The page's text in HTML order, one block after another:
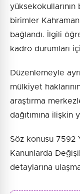
yüksekokullarının
birimler
bağlandı. İlgili
kadro durumları
Düzenlemeyle
mülkiyet
araştırma
dağıtımına
Söz konusu 7592
Kanunlarda
detaylarına